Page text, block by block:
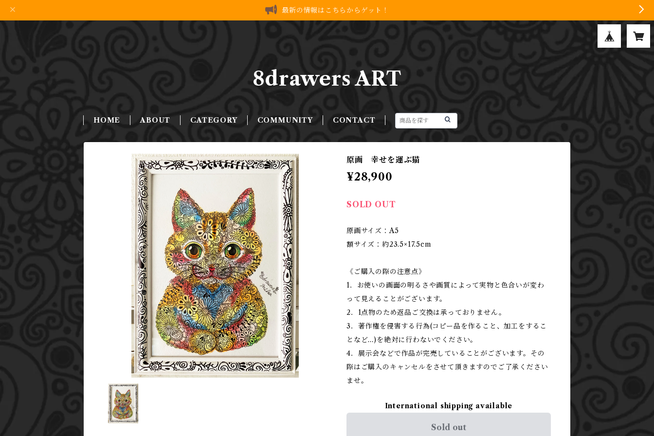
最新の情報はこちらからゲット！
8drawers ART
HOME ABOUT CATEGORY COMMUNITY CONTACT
原画 幸せを運ぶ猫
¥28,900
SOLD OUT
原画サイズ：A5
額サイズ：約23.5×17.5cm
《ご購入の際の注意点》
1．お使いの画面の明るさや画質によって実物と色合いが変わ
って見えることがございます。
2．1点物のため返品ご交換は承っておりません。
3．著作権を侵害する行為(コピー品を作ること、加工をするこ
となど…)を絶対に行わないでください。
4．展示会などで作品が完売していることがございます。その
際はご購入のキャンセルをさせて頂きますのでご了承ください
ませ。
International shipping available
Sold out